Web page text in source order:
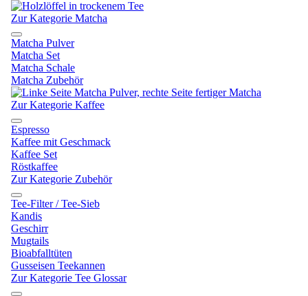
Zur Kategorie Matcha
Matcha Pulver
Matcha Set
Matcha Schale
Matcha Zubehör
Zur Kategorie Kaffee
Espresso
Kaffee mit Geschmack
Kaffee Set
Röstkaffee
Zur Kategorie Zubehör
Tee-Filter / Tee-Sieb
Kandis
Geschirr
Mugtails
Bioabfalltüten
Gusseisen Teekannen
Zur Kategorie Tee Glossar